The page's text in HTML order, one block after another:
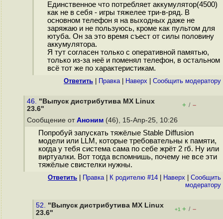
Единственное что потребляет аккумулятор(4500)
как не в себя - игры тяжелее три-в-ряд. В
основном телефон я на выходных даже не
заряжаю и не пользуюсь, кроме как пультом для
ютуба. Он за это время съест от силы половину
аккумулятора.
Я тут согласен только с оперативной памятью,
только из-за неё и поменял телефон, в остальном
всё тот же по характеристикам.
Ответить Правка| Наверх Cообщить модератору
46. "Выпуск дистрибутива MX Linux
23.6"
+ / –
Сообщение от Аноним (46), 15-Апр-25, 10:26
Попробуй запускать тяжёлые Stable Diffusion
модели или LLM, которые требовательны к памяти,
когда у тебя система сама по себе жрёт 2 гб. Ну или
виртуалки. Вот тогда вспомнишь, почему не все эти
тяжёлые свистелки нужны.
Ответить Правка| К родителю #14 Наверх
Cообщить
модератору
52. "Выпуск дистрибутива MX Linux
23.6"
+1 + / –